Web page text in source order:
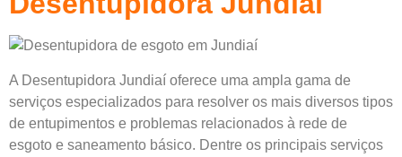
A Desentupidora Jundiaí oferece uma ampla gama de
serviços especializados para resolver os mais diversos tipos
de entupimentos e problemas relacionados à rede de
esgoto e saneamento básico. Dentre os principais serviços